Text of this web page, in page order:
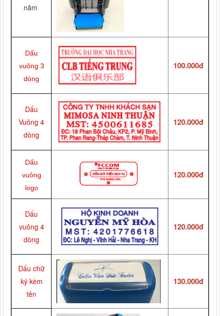
năm
Dấu
vuông 3
dòng
100.000đ
Dấu
Vuông 4
dòng
120.000đ
Dấu
vuông
logo
120.000đ
Dấu
vuông 4
dòng
120.000đ
Dấu chữ
ký kèm
tên
130.000đ